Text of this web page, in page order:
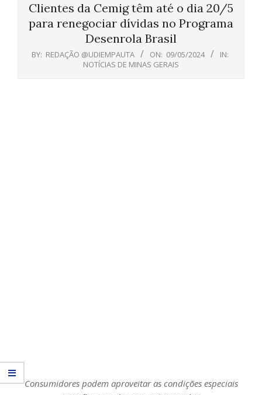
Clientes da Cemig têm até o dia 20/5
para renegociar dívidas no Programa
Desenrola Brasil
BY: REDAÇÃO @UDIEMPAUTA ON: 09/05/2024
IN:
NOTÍCIAS DE MINAS GERAIS
Consumidores podem aproveitar as condições especiais